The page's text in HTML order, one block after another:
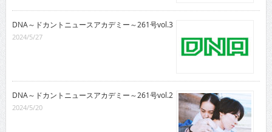
DNA～ドカントニュースアカデミー～261号vol.3
2024/5/27
DNA～ドカントニュースアカデミー～261号vol.2
2024/5/20